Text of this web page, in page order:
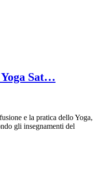
Sat…
e la pratica dello Yoga,
gli insegnamenti del